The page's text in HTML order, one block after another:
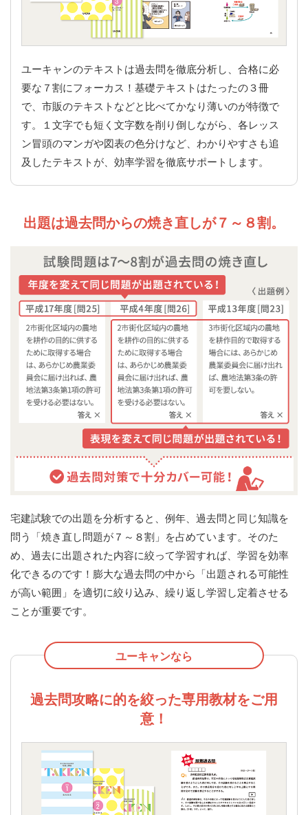
ユーキャンのテキストは過去問を徹底分析し、合格に必
要な７割にフォーカス！基礎テキストはたったの３冊
で、市販のテキストなどと比べてかなり薄いのが特徴で
す。１文字でも短く文字数を削り倒しながら、各レッス
ン冒頭のマンガや図表の色分けなど、わかりやすさも追
及したテキストが、効率学習を徹底サポートします。
出題は過去問からの焼き直しが７～８割。
宅建試験での出題を分析すると、例年、過去問と同じ知識を
問う「焼き直し問題が７～８割」を占めています。そのた
め、過去に出題された内容に絞って学習すれば、学習を効率
化できるのです！膨大な過去問の中から「出題される可能性
が高い範囲」を適切に絞り込み、繰り返し学習し定着させる
ことが重要です。
ユーキャンなら
過去問攻略に的を絞った専用教材をご用
意！